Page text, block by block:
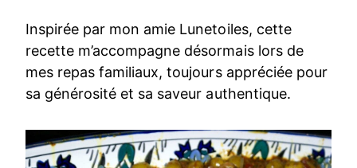
Inspirée par mon amie Lunetoiles, cette
recette m’accompagne désormais lors de
mes repas familiaux, toujours appréciée pour
sa générosité et sa saveur authentique.